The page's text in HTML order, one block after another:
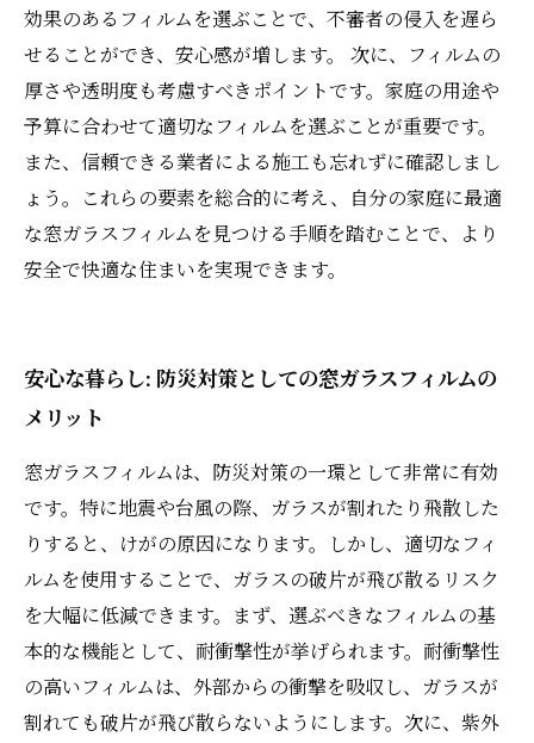
効果のあるフィルムを選ぶことで、不審者の侵入を遅ら
せることができ、安心感が増します。 次に、フィルムの
厚さや透明度も考慮すべきポイントです。家庭の用途や
予算に合わせて適切なフィルムを選ぶことが重要です。
また、信頼できる業者による施工も忘れずに確認しまし
ょう。これらの要素を総合的に考え、自分の家庭に最適
な窓ガラスフィルムを見つける手順を踏むことで、より
安全で快適な住まいを実現できます。
安心な暮らし: 防災対策としての窓ガラスフィルムの
メリット
窓ガラスフィルムは、防災対策の一環として非常に有効
です。特に地震や台風の際、ガラスが割れたり飛散した
りすると、けがの原因になります。しかし、適切なフィ
ルムを使用することで、ガラスの破片が飛び散るリスク
を大幅に低減できます。まず、選ぶべきなフィルムの基
本的な機能として、耐衝撃性が挙げられます。耐衝撃性
の高いフィルムは、外部からの衝撃を吸収し、ガラスが
割れても破片が飛び散らないようにします。次に、紫外